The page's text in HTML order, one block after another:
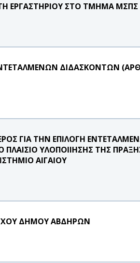
ΕΡΓΑΣΤΗΡΙΟΥ ΣΤΟ ΤΜΗΜΑ ΜΣΠΣ
ΔΙΔΑΣΚΟΝΤΩΝ
ΓΙΑ ΤΗΝ ΕΠΙΛΟΓΗ
ΠΛΑΙΣΙΟ ΥΛΟΠΟΙΙΗΣΗΣ ΤΗΣ
ΑΙΓΑΙΟΥ
ΔΗΜΟΥ ΑΒΔΗΡΩΝ